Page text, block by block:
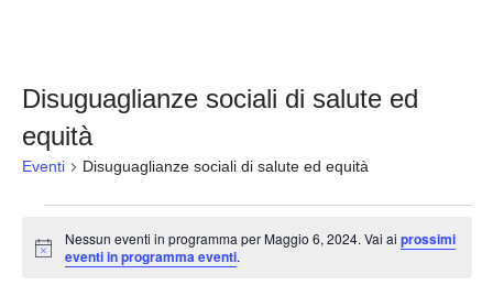
Disuguaglianze sociali di salute ed
equità
Eventi Disuguaglianze sociali di salute ed equità
Notice
Nessun eventi in programma per Maggio 6, 2024. Vai ai prossimi
eventi in programma eventi.